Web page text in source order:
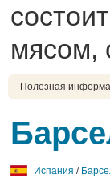
мясом,
Полезная
Испания /